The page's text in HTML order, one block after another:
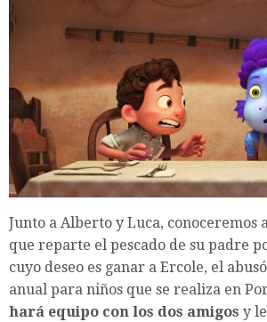
Junto a Alberto y Luca, conoceremos
que reparte el pescado de su padre
cuyo deseo es ganar a Ercole, el
anual para niños que se realiza en
hará equipo con los dos amigos y